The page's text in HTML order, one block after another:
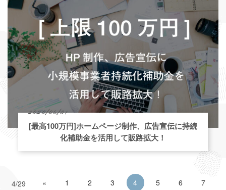
2020/06/01
[最高100万円]ホームページ制作、広告宣伝に持続
化補助金を活用して販路拡大！
4/29 « 1 2 3 4 5 6 7